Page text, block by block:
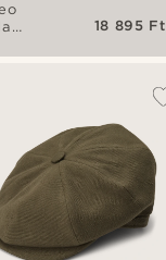
18 895 Ft